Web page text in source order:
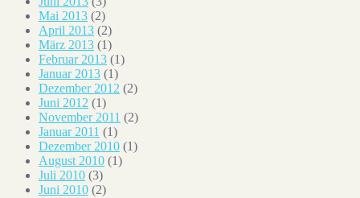
Mai 2013 (2)
April 2013 (2)
März 2013 (1)
Februar 2013 (1)
Januar 2013 (1)
Dezember 2012 (2)
Juni 2012 (1)
November 2011 (2)
Januar 2011 (1)
Dezember 2010 (1)
August 2010 (1)
Juli 2010 (3)
Juni 2010 (2)